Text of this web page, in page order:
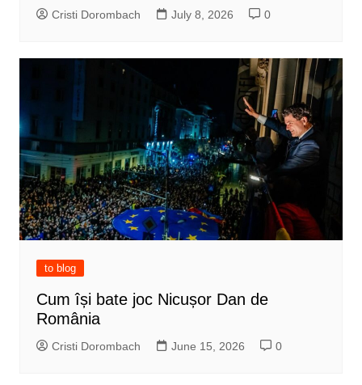
Cristi Dorombach July 8, 2026 0
to blog
Cum își bate joc Nicușor Dan de
România
Cristi Dorombach June 15, 2026 0